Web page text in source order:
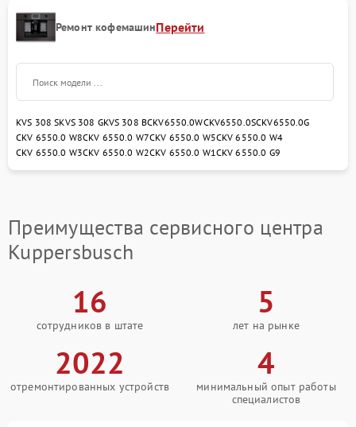
Ремонт кофемашинПерейти
KVS 308 SKVS 308 GKVS 308 BCKV6550.0WCKV6550.0SCKV6550.0G
CKV 6550.0 W8CKV 6550.0 W7CKV 6550.0 W5CKV 6550.0 W4
CKV 6550.0 W3CKV 6550.0 W2CKV 6550.0 W1CKV 6550.0 G9
Преимущества сервисного центра
Kuppersbusch
16
сотрудников в штате
5
лет на рынке
2022
отремонтированных устройств
4
минимальный опыт работы
специалистов